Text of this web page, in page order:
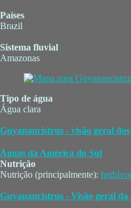
Países
Brazil
Sistema fluvial
Amazonas
Tipo de água
Água clara
Guyanancistrus - visão geral
Águas da América do Sul
Nutrição
Nutrição (principalmente):
Guyanancistrus - Visão geral